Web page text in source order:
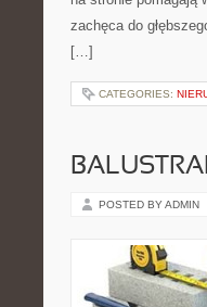
zachęca do
[…]
CATEGORIES:
POSTED BY ADMIN